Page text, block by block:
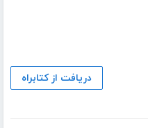
دریافت از کتابراه